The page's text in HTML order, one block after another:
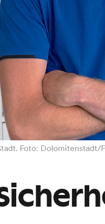
Foto: Dolomitenstadt/